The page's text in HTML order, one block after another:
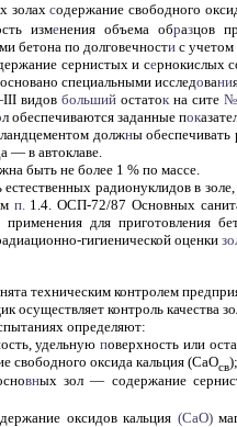
золахсодержание свободного
изменения объема образцов
бетона по долговечности с учетом
сернистых и сернокислых
специальными исследовани
видов больший остаток на сите №
л обеспечиваются заданные пок
должны обеспечивать
— в автоклаве.
быть не более 1 % по массе.
естественных радионуклидов в
п. 1.4. ОСП-72/87 Основных
для приготовления
гигиенической оценки
техническим контролем
осуществляет контроль качества
определяют:
удельнуюповерхность или
свободного оксида кальция (СаОсв);
вных зол — содержание
оксидов кальция (СаО)